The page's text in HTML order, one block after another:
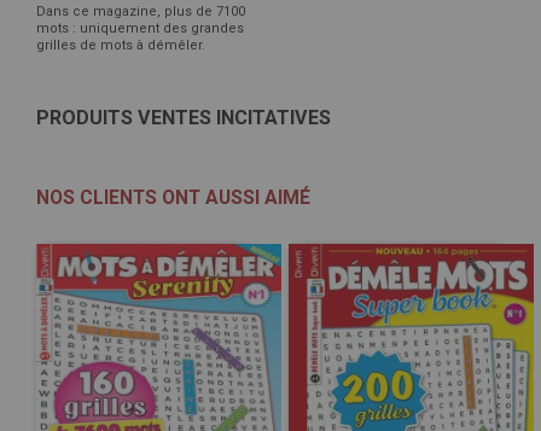
Dans ce magazine, plus de 7100
mots : uniquement des grandes
grilles de mots à démêler.
PRODUITS VENTES INCITATIVES
NOS CLIENTS ONT AUSSI AIMÉ